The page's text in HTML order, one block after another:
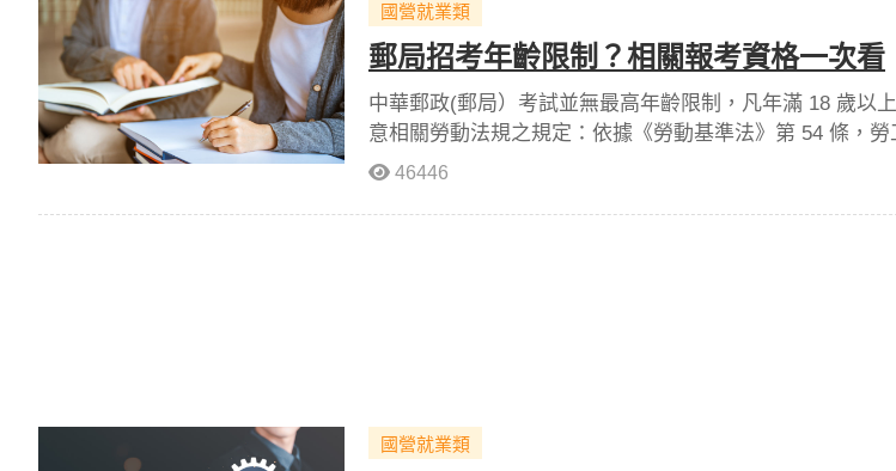
國營就業類
郵局招考年齡限制？相關報考資格一次看
中華郵政(郵局）考試並無最高年齡限制，凡年滿 18 歲以
意相關勞動法規之規定：依據《勞動基準法》第 54 條，
而，依據《中高齡者及高齡者就業促進法》第 28 條規定
46446
國營就業類